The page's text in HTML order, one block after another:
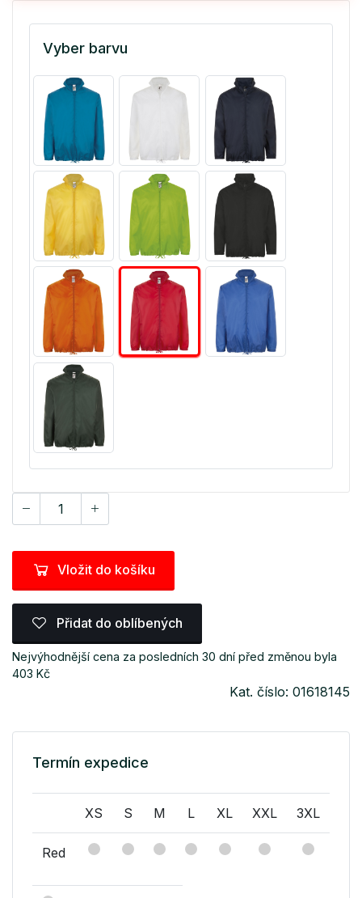
Vyber barvu
Vložit do košíku
Přidat do oblíbených
Nejvýhodnější cena za posledních 30 dní před změnou byla
403 Kč
Kat. číslo: 01618145
Termín expedice
XS S M L XL XXL 3XL
Red